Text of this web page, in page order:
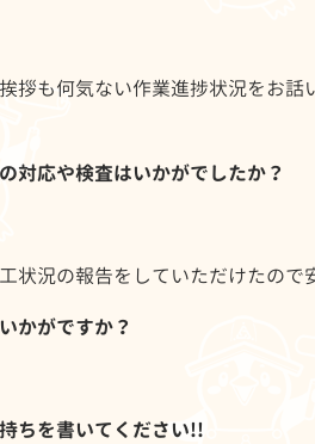
拶も何気ない作業進捗状況をお
対応や検査はいかがでしたか？
状況の報告をしていただけたので
かがですか？
ちを書いてください!!